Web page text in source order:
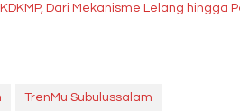
Dari Mekanisme Lelang hingga
TrenMu Subulussalam